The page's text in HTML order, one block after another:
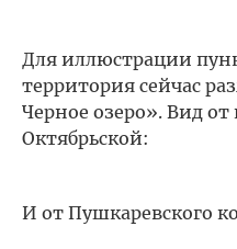
Для иллюстрации
территория сейчас
Черное озеро». Вид от
Октябрьской:
И от Пушкаревского